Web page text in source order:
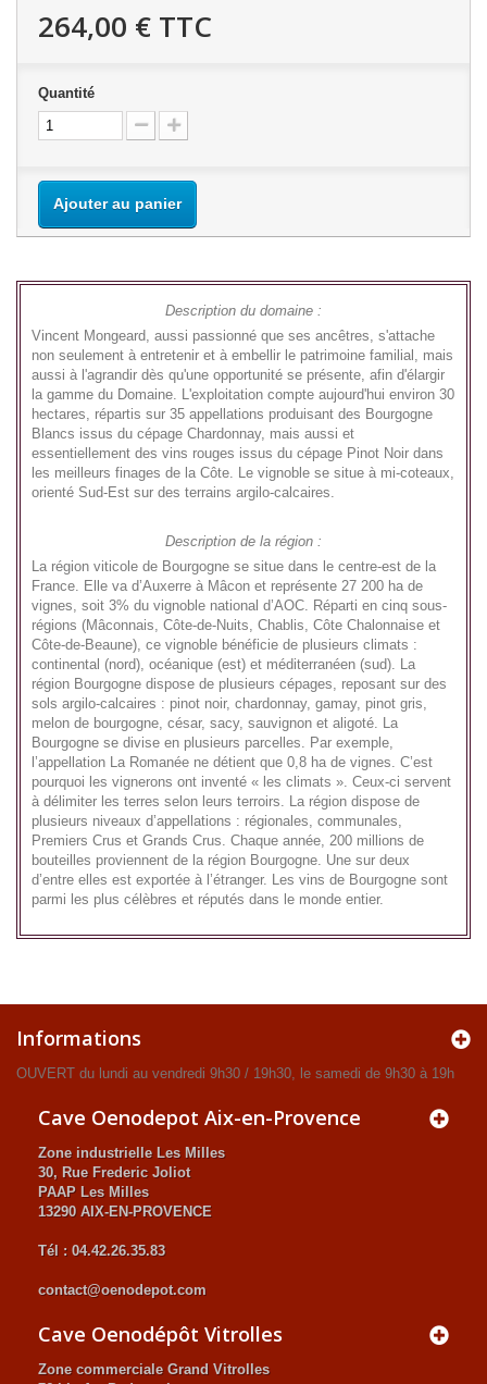
264,00 € TTC
Quantité
Ajouter au panier
Description du domaine :
Vincent Mongeard, aussi passionné que ses ancêtres, s'attache
non seulement à entretenir et à embellir le patrimoine familial, mais
aussi à l'agrandir dès qu'une opportunité se présente, afin d'élargir
la gamme du Domaine. L'exploitation compte aujourd'hui environ 30
hectares, répartis sur 35 appellations produisant des Bourgogne
Blancs issus du cépage Chardonnay, mais aussi et
essentiellement des vins rouges issus du cépage Pinot Noir dans
les meilleurs finages de la Côte. Le vignoble se situe à mi-coteaux,
orienté Sud-Est sur des terrains argilo-calcaires.
Description de la région :
La région viticole de Bourgogne se situe dans le centre-est de la
France. Elle va d’Auxerre à Mâcon et représente 27 200 ha de
vignes, soit 3% du vignoble national d’AOC. Réparti en cinq sous-
régions (Mâconnais, Côte-de-Nuits, Chablis, Côte Chalonnaise et
Côte-de-Beaune), ce vignoble bénéficie de plusieurs climats :
continental (nord), océanique (est) et méditerranéen (sud). La
région Bourgogne dispose de plusieurs cépages, reposant sur des
sols argilo-calcaires : pinot noir, chardonnay, gamay, pinot gris,
melon de bourgogne, césar, sacy, sauvignon et aligoté. La
Bourgogne se divise en plusieurs parcelles. Par exemple,
l’appellation La Romanée ne détient que 0,8 ha de vignes. C’est
pourquoi les vignerons ont inventé « les climats ». Ceux-ci servent
à délimiter les terres selon leurs terroirs. La région dispose de
plusieurs niveaux d’appellations : régionales, communales,
Premiers Crus et Grands Crus. Chaque année, 200 millions de
bouteilles proviennent de la région Bourgogne. Une sur deux
d’entre elles est exportée à l’étranger. Les vins de Bourgogne sont
parmi les plus célèbres et réputés dans le monde entier.
Informations
OUVERT du lundi au vendredi 9h30 / 19h30, le samedi de 9h30 à 19h
Cave Oenodepot Aix-en-Provence
Zone industrielle Les Milles
30, Rue Frederic Joliot
PAAP Les Milles
13290 AIX-EN-PROVENCE
Tél : 04.42.26.35.83
contact@oenodepot.com
Cave Oenodépôt Vitrolles
Zone commerciale Grand Vitrolles